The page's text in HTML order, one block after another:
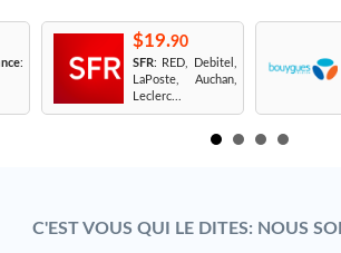
:
$19.90
SFR: RED, Debitel,
LaPoste, Auchan,
Leclerc...
C'EST VOUS QUI LE DITES: NOUS